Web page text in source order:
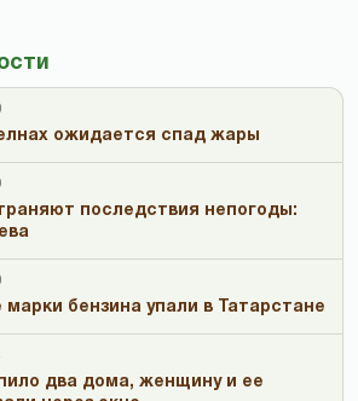
ожидается спад жары
последствия непогоды:
бензина упали в Татарстане
два дома, женщину и ее